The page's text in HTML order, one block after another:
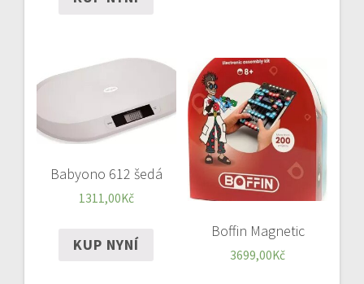
Babyono 612 šedá
1311,00Kč
KUP NYNÍ
Boffin Magnetic
3699,00Kč